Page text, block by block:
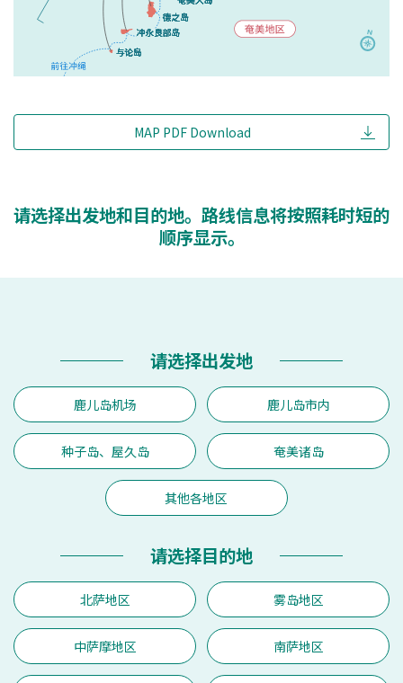
MAP PDF Download
请选择出发地和目的地。路线信息将按照耗时短的
顺序显示。
请选择出发地
鹿儿岛机场 鹿儿岛市内
种子岛、屋久岛 奄美诸岛
其他各地区
请选择目的地
北萨地区 雾岛地区
中萨摩地区 南萨地区